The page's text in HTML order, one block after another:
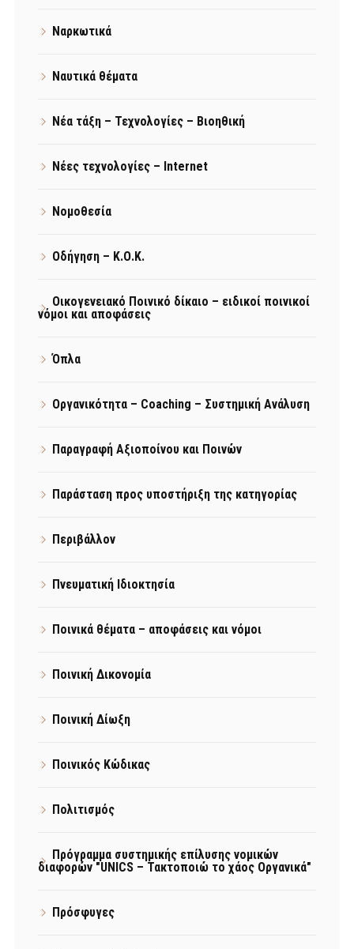
Ναρκωτικά
Ναυτικά θέματα
Νέα τάξη – Τεχνολογίες – Βιοηθική
Νέες τεχνολογίες – Internet
Νομοθεσία
Οδήγηση – Κ.Ο.Κ.
Οικογενειακό Ποινικό δίκαιο – ειδικοί ποινικοί
νόμοι και αποφάσεις
Όπλα
Οργανικότητα – Coaching – Συστημική Ανάλυση
Παραγραφή Αξιοποίνου και Ποινών
Παράσταση προς υποστήριξη της κατηγορίας
Περιβάλλον
Πνευματική Ιδιοκτησία
Ποινικά θέματα – αποφάσεις και νόμοι
Ποινική Δικονομία
Ποινική Δίωξη
Ποινικός Κώδικας
Πολιτισμός
Πρόγραμμα συστημικής επίλυσης νομικών
διαφορών "UNICS – Τακτοποιώ το χάος Οργανικά"
Πρόσφυγες